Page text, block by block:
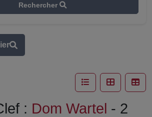
Rechercher
: Dom Wartel - 2